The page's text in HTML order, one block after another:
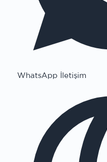
WhatsApp İletişim